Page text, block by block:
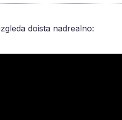
doista nadrealno: